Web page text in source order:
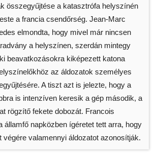
összegyűjtése a katasztrófa helyszínén
a francia csendőrség. Jean-Marc
elmondta, hogy mivel már nincsen
a helyszínen, szerdán mintegy
beavatkozásokra kiképezett katona
az áldozatok személyes
A tiszt azt is jelezte, hogy a
is intenzíven keresik a gép második, a
rögzítő fekete dobozát. Francois
államfő napközben ígéretet tett arra, hogy
végére valamennyi áldozatot azonosítják.